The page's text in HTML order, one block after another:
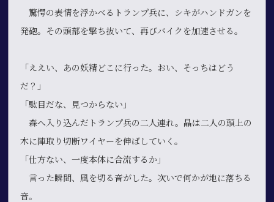
驚愕の表情を浮かべるトランプ兵に、シキがハンドガンを
発砲。その頭部を撃ち抜いて、再びバイクを加速させる。
「ええい、あの妖精どこに行った。おい、そっちはどう
だ？」
「駄目だな、見つからない」
森へ入り込んだトランプ兵の二人連れ。晶は二人の頭上の
木に陣取り切断ワイヤーを伸ばしていく。
「仕方ない、一度本体に合流するか」
言った瞬間、風を切る音がした。次いで何かが地に落ちる
音。